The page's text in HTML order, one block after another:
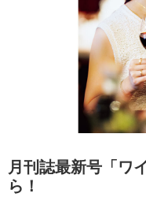
月刊誌最新号「ワ
ら！